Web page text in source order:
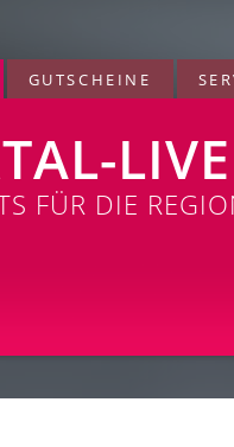
GUTSCHEINE
LIVE
FÜR DIE